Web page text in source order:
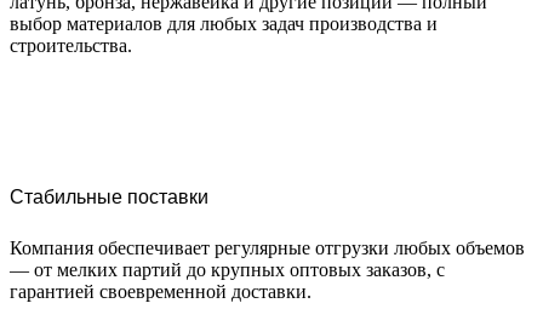
выбор материалов для любых задач производства и
строительства.
Стабильные поставки
Компания обеспечивает регулярные отгрузки любых объемов
— от мелких партий до крупных оптовых заказов, с
гарантией своевременной доставки.